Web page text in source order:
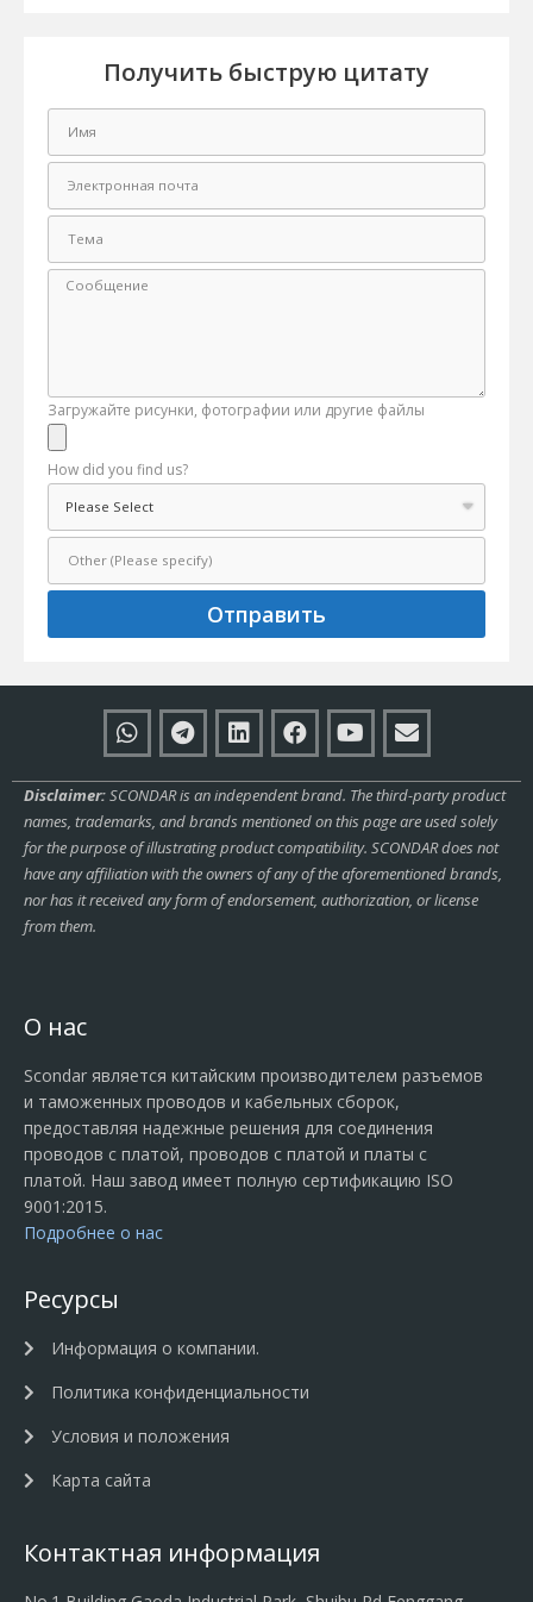
Получить быструю цитату
Загружайте рисунки, фотографии или другие файлы
How did you find us?
Отправить
Disclaimer:SCONDAR is an independent brand. The third-party product
names, trademarks, and brands mentioned on this page are used solely
for the purpose of illustrating product compatibility. SCONDAR does not
have any affiliation with the owners of any of the aforementioned brands,
nor has it received any form of endorsement, authorization, or license
from them.
О нас
Scondar является китайским производителем разъемов
и таможенных проводов и кабельных сборок,
предоставляя надежные решения для соединения
проводов с платой, проводов с платой и платы с
платой. Наш завод имеет полную сертификацию ISO
9001:2015.
Подробнее о нас
Ресурсы
Информация о компании.
Политика конфиденциальности
Условия и положения
Карта сайта
Контактная информация